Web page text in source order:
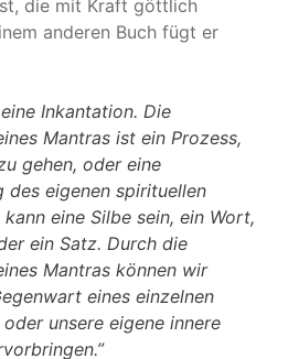
die mit Kraft göttlich
anderen Buch fügt er
Inkantation. Die
Mantras ist ein Prozess,
gehen, oder eine
des eigenen spirituellen
eine Silbe sein, ein Wort,
ein Satz. Durch die
Mantras können wir
eines einzelnen
unsere eigene innere